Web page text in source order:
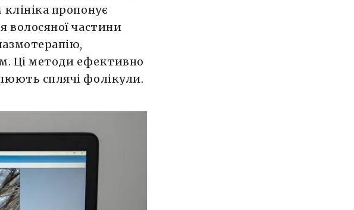
пропонує
волосяної частини
Ці методи ефективно
сплячі фолікули.